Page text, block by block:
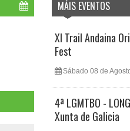
MÁIS EVENTOS
XI Trail Andaina
Fest
Sábado 08 de
4ª LGMTBO -
Xunta de Galicia